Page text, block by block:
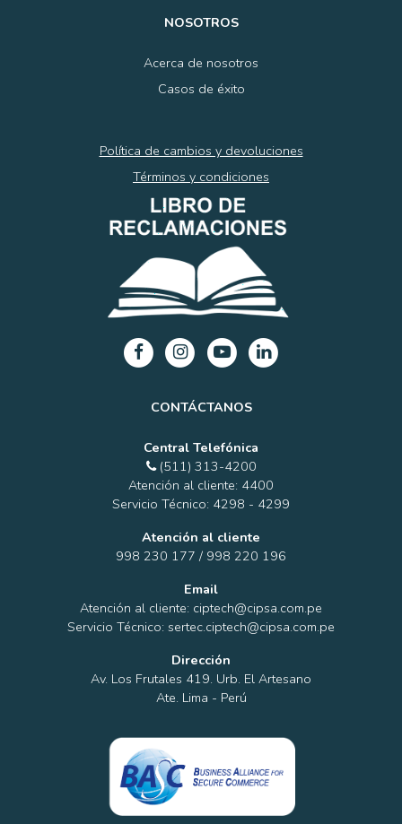
NOSOTROS
Acerca de nosotros
Casos de éxito
Política de cambios y devoluciones
Términos y condiciones
CONTÁCTANOS
Central Telefónica
(511) 313-4200
Atención al cliente: 4400
Servicio Técnico: 4298 - 4299
Atención al cliente
998 230 177 / 998 220 196
Email
Atención al cliente: ciptech@cipsa.com.pe
Servicio Técnico: sertec.ciptech@cipsa.com.pe
Dirección
Av. Los Frutales 419. Urb. El Artesano
Ate. Lima - Perú